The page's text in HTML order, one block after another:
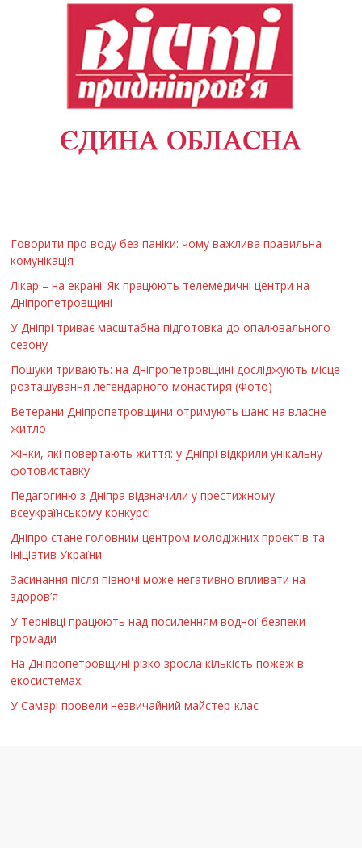
Говорити про воду без паніки: чому важлива правильна
комунікація
Лікар – на екрані: Як працюють телемедичні центри на
Дніпропетровщині
У Дніпрі триває масштабна підготовка до опалювального
сезону
Пошуки тривають: на Дніпропетровщині досліджують місце
розташування легендарного монастиря (Фото)
Ветерани Дніпропетровщини отримують шанс на власне
житло
Жінки, які повертають життя: у Дніпрі відкрили унікальну
фотовиставку
Педагогиню з Дніпра відзначили у престижному
всеукраїнському конкурсі
Дніпро стане головним центром молодіжних проєктів та
ініціатив України
Засинання після півночі може негативно впливати на
здоров’я
У Тернівці працюють над посиленням водної безпеки
громади
На Дніпропетровщині різко зросла кількість пожеж в
екосистемах
У Самарі провели незвичайний майстер-клас